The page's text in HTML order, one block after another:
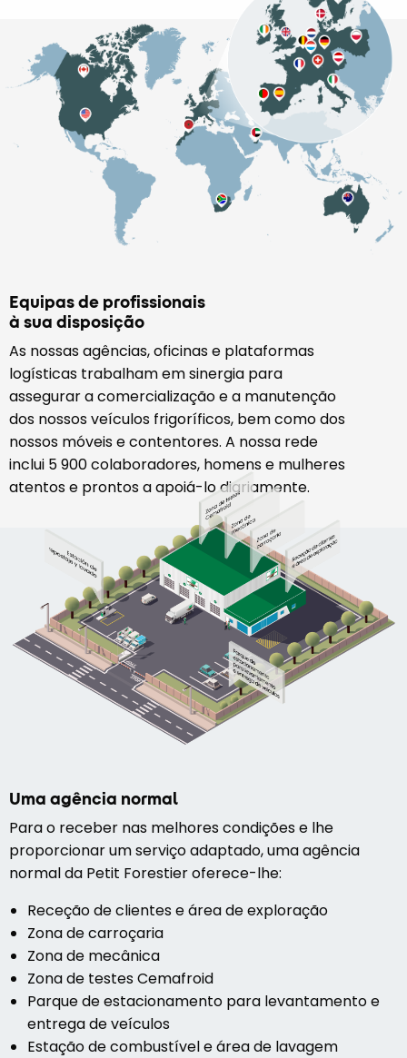
Equipas de profissionais
à sua disposição
As nossas agências, oficinas e plataformas
logísticas trabalham em sinergia para
assegurar a comercialização e a manutenção
dos nossos veículos frigoríficos, bem como dos
nossos móveis e contentores. A nossa rede
inclui 5 900 colaboradores, homens e mulheres
atentos e prontos a apoiá-lo diariamente.
Uma agência normal
Para o receber nas melhores condições e lhe
proporcionar um serviço adaptado, uma agência
normal da Petit Forestier oferece-lhe:
Receção de clientes e área de exploração
Zona de carroçaria
Zona de mecânica
Zona de testes Cemafroid
Parque de estacionamento para levantamento e
entrega de veículos
Estação de combustível e área de lavagem